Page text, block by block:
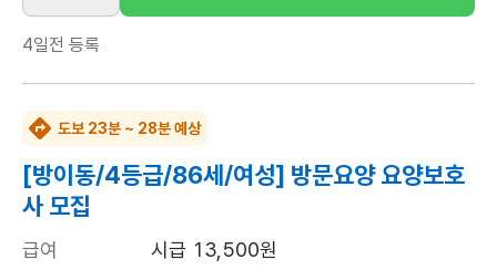
4일전 등록
도보 23분 ~ 28분 예상
[방이동/4등급/86세/여성] 방문요양 요양보호
사 모집
급여
시급 13,500원